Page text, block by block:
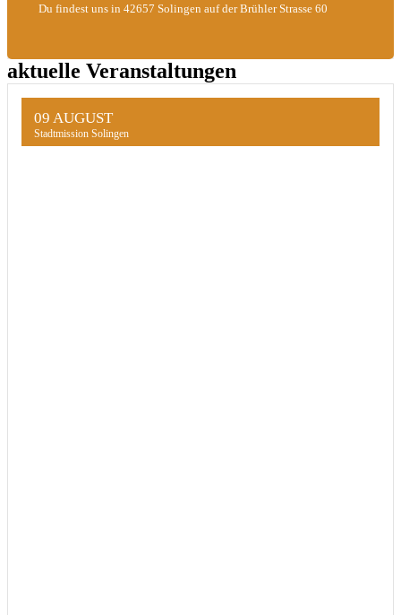
Du findest uns in 42657 Solingen auf der Brühler Strasse 60
aktuelle Veranstaltungen
09 AUGUST
Stadtmission Solingen